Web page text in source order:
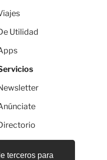
terceros para
Utilidad